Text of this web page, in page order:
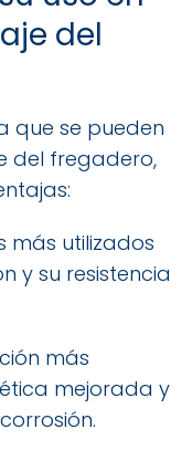
del
que se pueden
del fregadero,
más utilizados
y su resistencia
más
mejorada y